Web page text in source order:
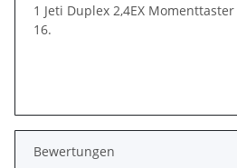
1 Jeti Duplex 2,4EX
16.
Bewertungen